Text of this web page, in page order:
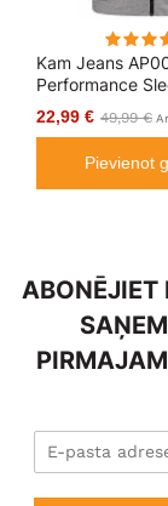
Kam Jeans
Performance
Hoody Grey
22,99 € 49,99 €
Pievienot
ABONĒJIET